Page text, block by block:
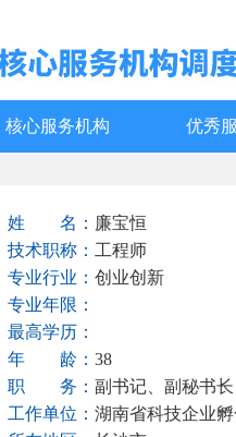
核心服务机构 优秀
姓 名： 廉宝恒
技术职称： 工程师
专业行业： 创业创新
专业年限：
最高学历：
年 龄： 38
职 务： 副书记、副秘书长
工作单位： 湖南省科技企业